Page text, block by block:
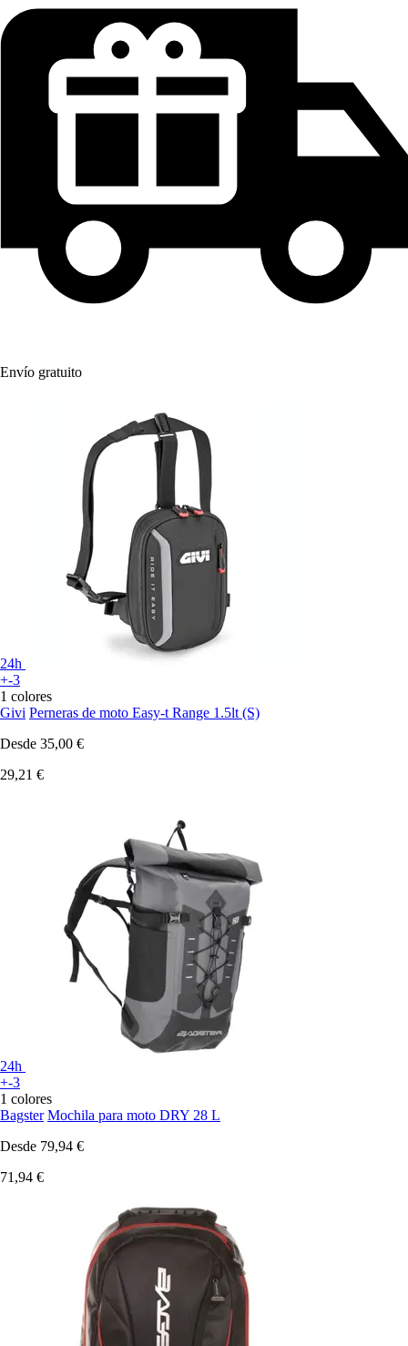
Envío gratuito
24h
+-3
1 colores
Givi Perneras de moto Easy-t Range 1.5lt (S)
Desde 35,00 €
29,21 €
24h
+-3
1 colores
Bagster Mochila para moto DRY 28 L
Desde 79,94 €
71,94 €